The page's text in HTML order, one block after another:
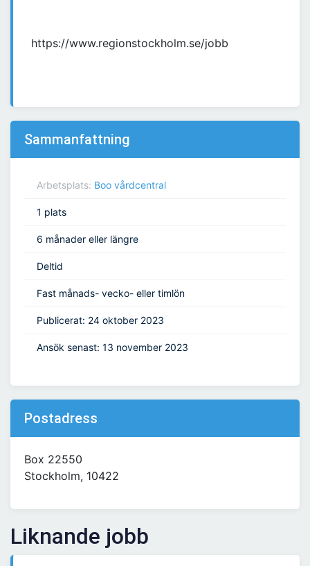
https://www.regionstockholm.se/jobb
Sammanfattning
Arbetsplats: Boo vårdcentral
1 plats
6 månader eller längre
Deltid
Fast månads- vecko- eller timlön
Publicerat: 24 oktober 2023
Ansök senast: 13 november 2023
Postadress
Box 22550
Stockholm, 10422
Liknande jobb